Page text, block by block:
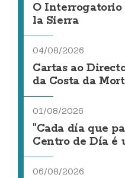
O Interrogatorio
la Sierra
04/08/2026
Cartas ao
da Costa da
01/08/2026
"Cada día que
Centro de Día é
06/08/2026